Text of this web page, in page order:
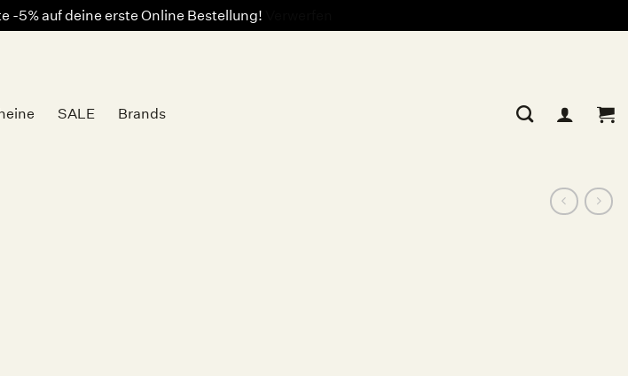
-5% auf deine erste Online Bestellung!
SALE Brands